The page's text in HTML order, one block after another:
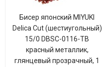
Бисер японский MIYUKI
Delica Cut (шестиугольный)
15/0 DBSC-0116-ТВ
красный металлик,
глянцевый прозрачный, 1